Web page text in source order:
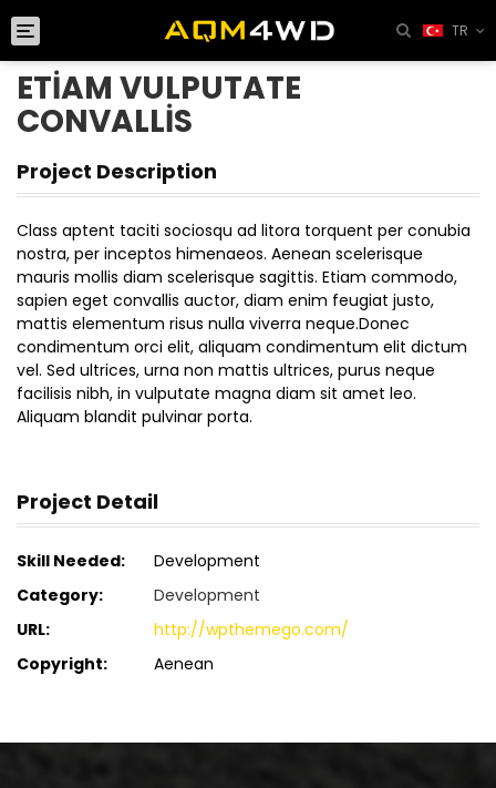
Toggle
TR
ETIAM VULPUTATE
CONVALLIS
Project Description
Class aptent taciti sociosqu ad litora torquent per conubia
nostra, per inceptos himenaeos. Aenean scelerisque
mauris mollis diam scelerisque sagittis. Etiam commodo,
sapien eget convallis auctor, diam enim feugiat justo,
mattis elementum risus nulla viverra neque.Donec
condimentum orci elit, aliquam condimentum elit dictum
vel. Sed ultrices, urna non mattis ultrices, purus neque
facilisis nibh, in vulputate magna diam sit amet leo.
Aliquam blandit pulvinar porta.
Project Detail
Skill Needed:
Development
Category:
Development
URL:
http://wpthemego.com/
Copyright:
Aenean